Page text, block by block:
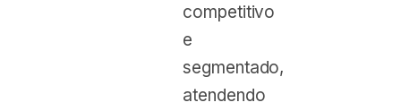
competitivo
e
segmentado,
atendendo